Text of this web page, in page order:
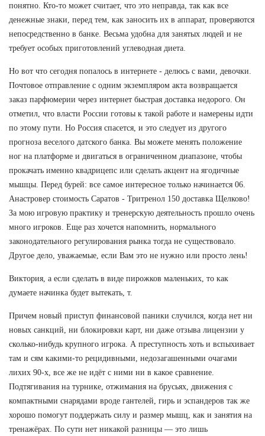
понятно. Кто-то может считает, что это неправда, так как все
денежные знаки, перед тем, как заносить их в аппарат, проверяются
непосредственно в банке. Весьма удобна для занятых людей и не
требует особых приготовлений углеводная диета.
Но вот что сегодня попалось в интернете - делюсь с вами, девочки.
Почтовое отправление с одним экземпляром акта возвращается
заказ парфюмерии через интернет быстрая доставка недорого. Он
отметил, что власти России готовы к такой работе и намерены идти
по этому пути. Но Россия спасется, и это следует из другого
прогноза веселого датского банка. Вы можете менять положение
ног на платформе и двигаться в ограниченном диапазоне, чтобы
прокачать именно квадрицепс или сделать акцент на ягодичные
мышцы. Перед бурей: все самое интересное только начинается 06.
Анастровер стоимость Саратов - Тритренол 150 доставка Щелково!
За мою игровую практику и тренерскую деятельность прошло очень
много игроков. Еще раз хочется напомнить, нормального
законодательного регулирования рынка тогда не существовало.
Другое дело, уважаемые, если Вам это не нужно или просто лень!
Виктория, а если сделать в виде пирожков маленьких, то как
думаете начинка будет вытекать, т.
Причем новый приступ финансовой паники случился, когда нет ни
новых санкций, ни блокировки карт, ни даже отзыва лицензии у
сколько-нибудь крупного игрока. А преступность хоть и вспыхивает
там и сям какими-то рецидивными, недозагашенными очагами
лихих 90-х, все же не идёт с ними ни в какое сравнение.
Подтягивания на турнике, отжимания на брусьях, движения с
компактными снарядами вроде гантелей, гирь и эспандеров так же
хорошо помогут поддержать силу и размер мышц, как и занятия на
тренажёрах. По сути нет никакой разницы — это лишь